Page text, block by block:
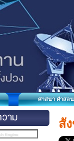
ศาสนา คำสอน
สั